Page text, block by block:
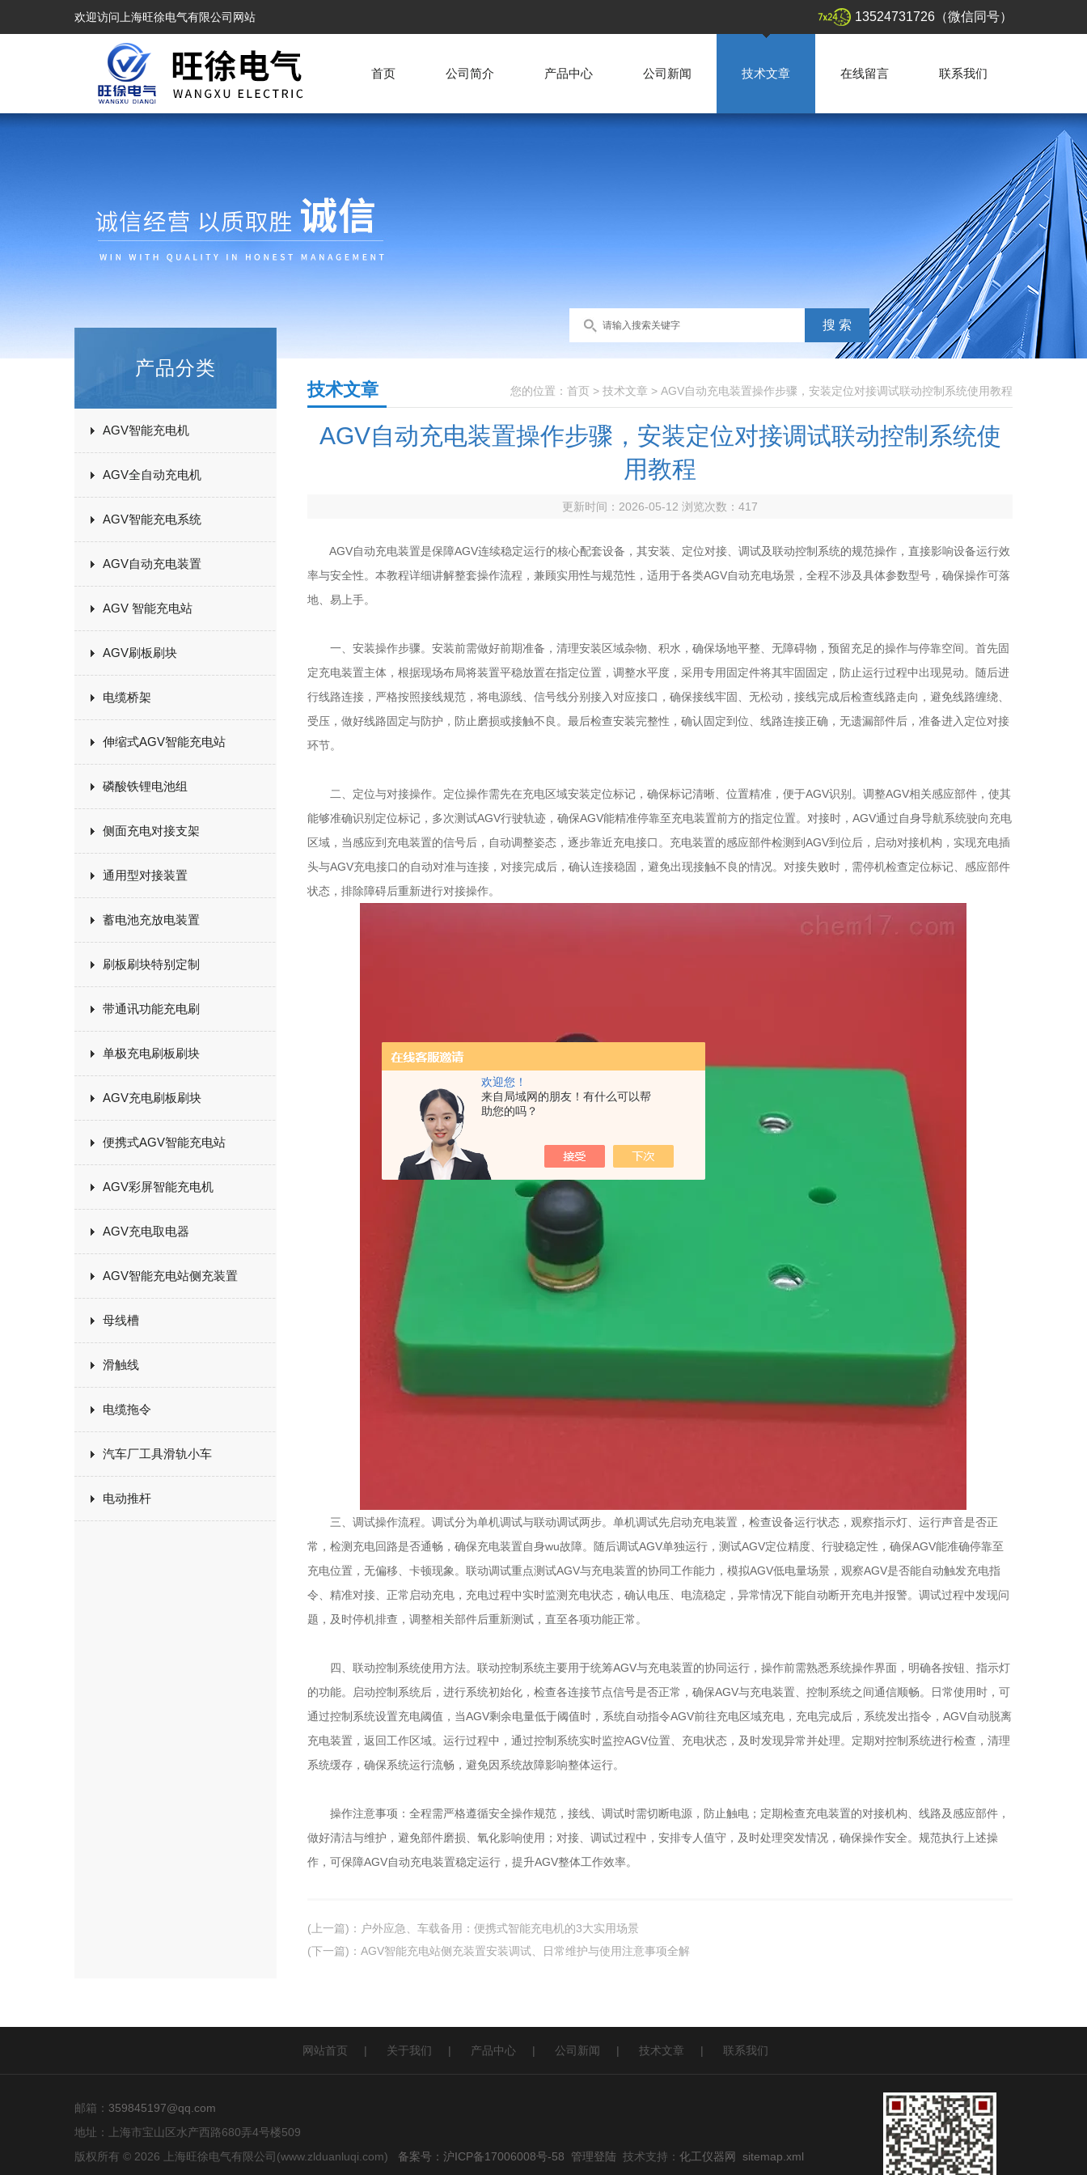
欢迎您！
来自局域网的朋友！有什么可以帮
助您的吗？
欢迎访问上海旺徐电气有限公司网站 13524731726（微信同号）
首页 公司简介 产品中心 公司新闻 技术文章 在线留言 联系我们
产品分类
AGV智能充电机
AGV全自动充电机
AGV智能充电系统
AGV自动充电装置
AGV 智能充电站
AGV刷板刷块
电缆桥架
伸缩式AGV智能充电站
磷酸铁锂电池组
侧面充电对接支架
通用型对接装置
蓄电池充放电装置
刷板刷块特别定制
带通讯功能充电刷
单极充电刷板刷块
AGV充电刷板刷块
便携式AGV智能充电站
AGV彩屏智能充电机
AGV充电取电器
AGV智能充电站侧充装置
母线槽
滑触线
电缆拖令
汽车厂工具滑轨小车
电动推杆
您的位置： 首页 > 技术文章 > AGV自动充电装置操作步骤，安装定位对接调试联动控制系统使用教程
技术文章
AGV自动充电装置操作步骤，安装定位对接调试联动控制系统使
用教程
更新时间：2026-05-12 浏览次数： 417
AGV自动充电装置是保障AGV连续稳定运行的核心配套设备，其安装、定位对接、调试及联动控制系统的规范操作，直接影响设备运行效
率与安全性。本教程详细讲解整套操作流程，兼顾实用性与规范性，适用于各类AGV自动充电场景，全程不涉及具体参数型号，确保操作可落
地、易上手。
一、安装操作步骤。安装前需做好前期准备，清理安装区域杂物、积水，确保场地平整、无障碍物，预留充足的操作与停靠空间。首先固
定充电装置主体，根据现场布局将装置平稳放置在指定位置，调整水平度，采用专用固定件将其牢固固定，防止运行过程中出现晃动。随后进
行线路连接，严格按照接线规范，将电源线、信号线分别接入对应接口，确保接线牢固、无松动，接线完成后检查线路走向，避免线路缠绕、
受压，做好线路固定与防护，防止磨损或接触不良。最后检查安装完整性，确认固定到位、线路连接正确，无遗漏部件后，准备进入定位对接
环节。
二、定位与对接操作。定位操作需先在充电区域安装定位标记，确保标记清晰、位置精准，便于AGV识别。调整AGV相关感应部件，使其
能够准确识别定位标记，多次测试AGV行驶轨迹，确保AGV能精准停靠至充电装置前方的指定位置。对接时，AGV通过自身导航系统驶向充电
区域，当感应到充电装置的信号后，自动调整姿态，逐步靠近充电接口。充电装置的感应部件检测到AGV到位后，启动对接机构，实现充电插
头与AGV充电接口的自动对准与连接，对接完成后，确认连接稳固，避免出现接触不良的情况。对接失败时，需停机检查定位标记、感应部件
状态，排除障碍后重新进行对接操作。
三、调试操作流程。调试分为单机调试与联动调试两步。单机调试先启动充电装置，检查设备运行状态，观察指示灯、运行声音是否正
常，检测充电回路是否通畅，确保充电装置自身wu故障。随后调试AGV单独运行，测试AGV定位精度、行驶稳定性，确保AGV能准确停靠至
充电位置，无偏移、卡顿现象。联动调试重点测试AGV与充电装置的协同工作能力，模拟AGV低电量场景，观察AGV是否能自动触发充电指
令、精准对接、正常启动充电，充电过程中实时监测充电状态，确认电压、电流稳定，异常情况下能自动断开充电并报警。调试过程中发现问
题，及时停机排查，调整相关部件后重新测试，直至各项功能正常。
四、联动控制系统使用方法。联动控制系统主要用于统筹AGV与充电装置的协同运行，操作前需熟悉系统操作界面，明确各按钮、指示灯
的功能。启动控制系统后，进行系统初始化，检查各连接节点信号是否正常，确保AGV与充电装置、控制系统之间通信顺畅。日常使用时，可
通过控制系统设置充电阈值，当AGV剩余电量低于阈值时，系统自动指令AGV前往充电区域充电，充电完成后，系统发出指令，AGV自动脱离
充电装置，返回工作区域。运行过程中，通过控制系统实时监控AGV位置、充电状态，及时发现异常并处理。定期对控制系统进行检查，清理
系统缓存，确保系统运行流畅，避免因系统故障影响整体运行。
操作注意事项：全程需严格遵循安全操作规范，接线、调试时需切断电源，防止触电；定期检查充电装置的对接机构、线路及感应部件，
做好清洁与维护，避免部件磨损、氧化影响使用；对接、调试过程中，安排专人值守，及时处理突发情况，确保操作安全。规范执行上述操
作，可保障AGV自动充电装置稳定运行，提升AGV整体工作效率。
(上一篇) ： 户外应急、车载备用：便携式智能充电机的3大实用场景
(下一篇) ： AGV智能充电站侧充装置安装调试、日常维护与使用注意事项全解
网站首页 | 关于我们 | 产品中心 | 公司新闻 | 技术文章 | 联系我们
邮箱： 359845197@qq.com
地址：上海市宝山区水产西路680弄4号楼509
版权所有 © 2026 上海旺徐电气有限公司(www.zlduanluqi.com) 备案号：沪ICP备17006008号-58 管理登陆 技术支持： 化工仪器网 sitemap.xml